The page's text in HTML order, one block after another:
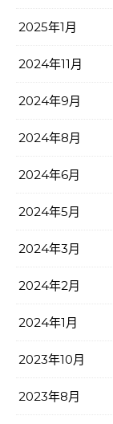
2025年1月
2024年11月
2024年9月
2024年8月
2024年6月
2024年5月
2024年3月
2024年2月
2024年1月
2023年10月
2023年8月